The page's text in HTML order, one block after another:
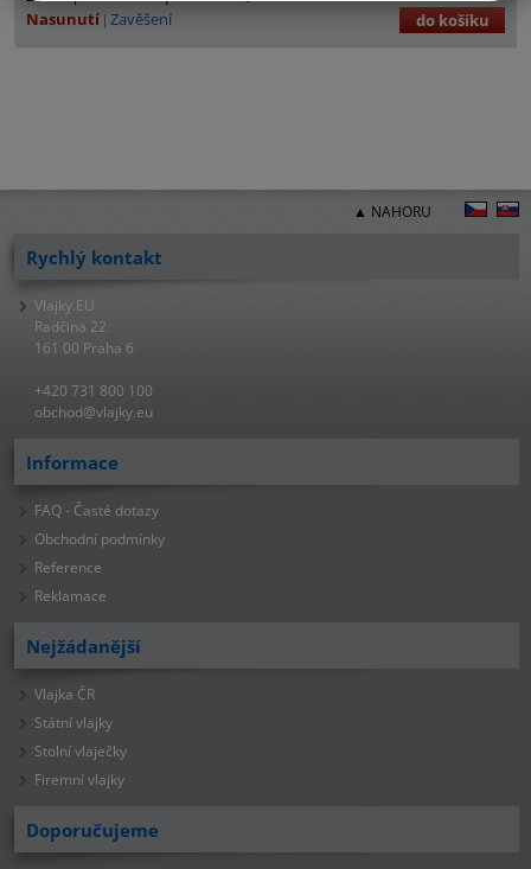
Nasunutí Zavěšení do košíku
▲ NAHORU
Rychlý kontakt
Vlajky.EU
Radčina 22
161 00 Praha 6
+420 731 800 100
obchod@vlajky.eu
Informace
FAQ - Časté dotazy
Obchodní podmínky
Reference
Reklamace
Nejžádanější
Vlajka ČR
Státní vlajky
Stolní vlaječky
Firemní vlajky
Doporučujeme